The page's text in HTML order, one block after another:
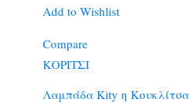
Add to Wishlist
Compare
ΚΟΡΙΤΣΙ
Λαμπάδα Κity η Κουκλίτσα